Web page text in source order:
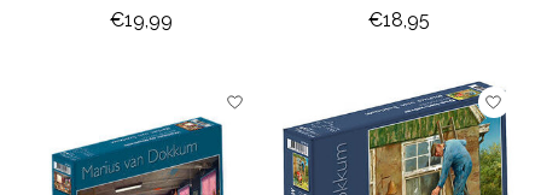
€19,99 €18,95